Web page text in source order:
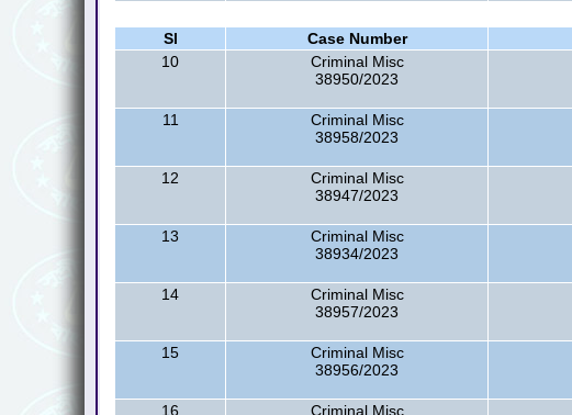
Sl Case Number
10
Criminal Misc
38950/2023
11
Criminal Misc
38958/2023
12
Criminal Misc
38947/2023
13
Criminal Misc
38934/2023
14
Criminal Misc
38957/2023
15
Criminal Misc
38956/2023
16
Criminal Misc